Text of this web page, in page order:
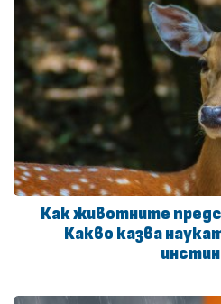
Как животните
Какво казва